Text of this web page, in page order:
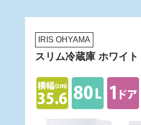
IRIS OHYAMA
スリム冷蔵庫 ホワイ